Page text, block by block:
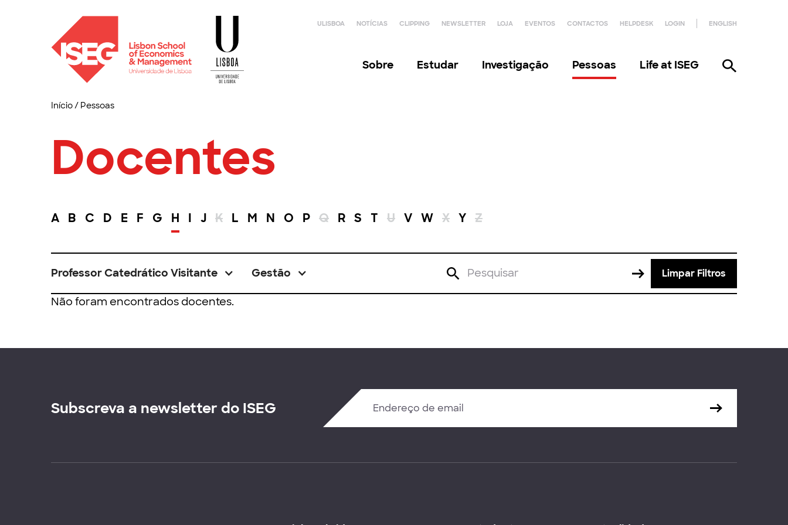
ULISBOA NOTÍCIAS CLIPPING NEWSLETTER LOJA EVENTOS CONTACTOS HELPDESK LOGIN ENGLISH
Sobre Estudar Investigação Pessoas Life at ISEG
Início/ Pessoas
Docentes
A B C D E F G H I J K L M N O P Q R S T U V W X Y Z
Professor Catedrático Visitante Gestão Limpar Filtros
Não foram encontrados docentes.
Subscreva a newsletter do ISEG